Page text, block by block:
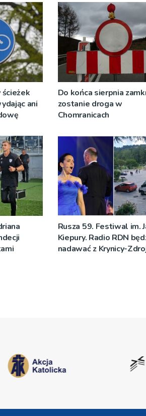
ani
Do końca sierpnia
zostanie droga w
Chomranicach
Rusza 59. Festiwal im.
Kiepury. Radio RDN
nadawać z Krynicy-